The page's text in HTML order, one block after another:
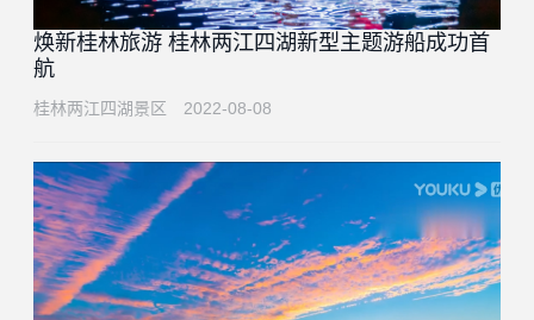
焕新桂林旅游 桂林两江四湖新型主题游船成功首
航
桂林两江四湖景区 2022-08-08